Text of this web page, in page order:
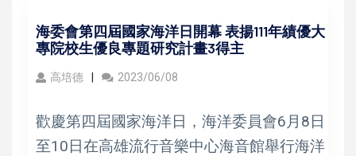
海委會第四屆國家海洋日開幕 表揚111年績優大
專院校生優良專題研究計畫3得主
高培德 2023/06/08
歡慶第四屆國家海洋日，海洋委員會6月8日
至10日在高雄流行音樂中心海音館舉行海洋